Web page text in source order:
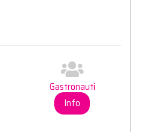
Gastronauti
Info